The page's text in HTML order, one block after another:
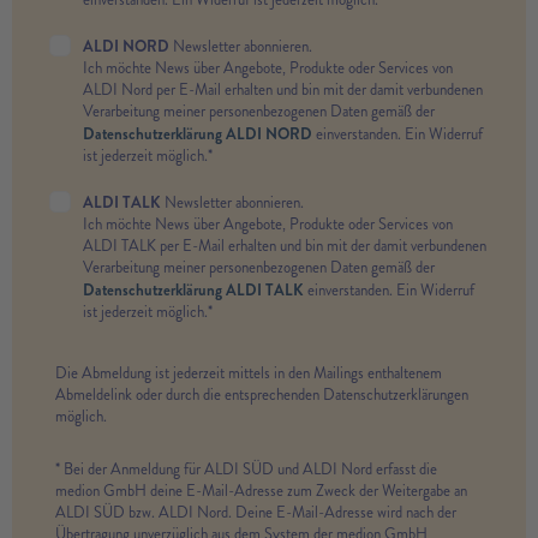
ALDI NORD Newsletter abonnieren.
Ich möchte News über Angebote, Produkte oder Services von
ALDI Nord per E-Mail erhalten und bin mit der damit verbundenen
Verarbeitung meiner personenbezogenen Daten gemäß der
Datenschutzerklärung ALDI NORD einverstanden. Ein Widerruf
ist jederzeit möglich.*
ALDI TALK Newsletter abonnieren.
Ich möchte News über Angebote, Produkte oder Services von
ALDI TALK per E-Mail erhalten und bin mit der damit verbundenen
Verarbeitung meiner personenbezogenen Daten gemäß der
Datenschutzerklärung ALDI TALK einverstanden. Ein Widerruf
ist jederzeit möglich.*
Die Abmeldung ist jederzeit mittels in den Mailings enthaltenem
Abmeldelink oder durch die entsprechenden Datenschutzerklärungen
möglich.
* Bei der Anmeldung für ALDI SÜD und ALDI Nord erfasst die
medion GmbH deine E-Mail-Adresse zum Zweck der Weitergabe an
ALDI SÜD bzw. ALDI Nord. Deine E-Mail-Adresse wird nach der